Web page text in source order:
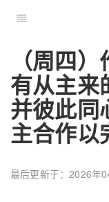
（周四
有从主来
并彼此同
主合作以
最后更新于：2026年